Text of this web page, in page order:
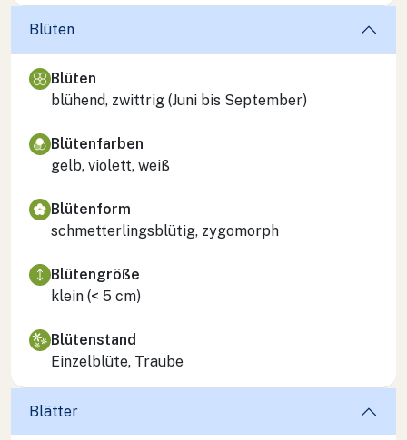
Blüten
Blüten
blühend, zwittrig (Juni bis September)
Blütenfarben
gelb, violett, weiß
Blütenform
schmetterlingsblütig, zygomorph
Blütengröße
klein (< 5 cm)
Blütenstand
Einzelblüte, Traube
Blätter